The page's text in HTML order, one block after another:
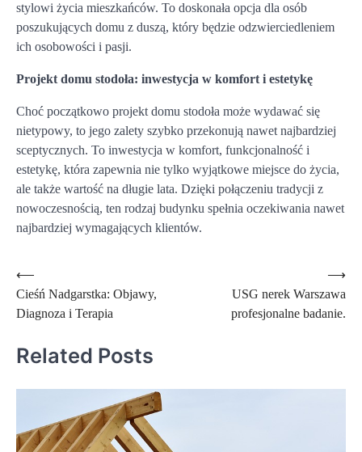
stylowi życia mieszkańców. To doskonała opcja dla osób
poszukujących domu z duszą, który będzie odzwierciedleniem
ich osobowości i pasji.
Projekt domu stodoła: inwestycja w komfort i estetykę
Choć początkowo projekt domu stodoła może wydawać się
nietypowy, to jego zalety szybko przekonują nawet najbardziej
sceptycznych. To inwestycja w komfort, funkcjonalność i
estetykę, która zapewnia nie tylko wyjątkowe miejsce do życia,
ale także wartość na długie lata. Dzięki połączeniu tradycji z
nowoczesnością, ten rodzaj budynku spełnia oczekiwania nawet
najbardziej wymagających klientów.
Nawigacja
wpisu
⟵
Cieśń Nadgarstka: Objawy,
Diagnoza i Terapia
USG nerek Warszawa
profesjonalne badanie.
⟶
Related Posts